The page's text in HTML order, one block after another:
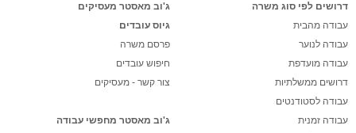
דרושים לפי סוג משרה
עבודה מהבית
עבודה לנוער
עבודה מועדפת
דרושים ממשלתיות
עבודה לסטודנטים
עבודה זמנית
ג'וב מאסטר מעסיקים
גיוס עובדים
פרסם משרה
חיפוש עובדים
צור קשר - מעסיקים
ג'וב מאסטר מחפשי עבודה